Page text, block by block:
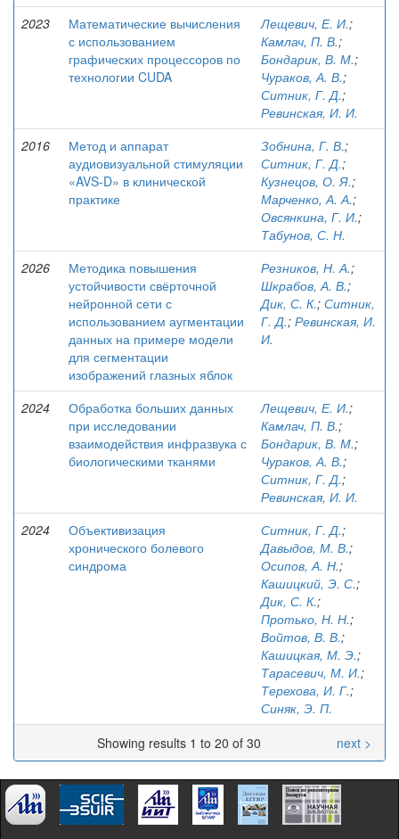
2023
Математические вычисления
с использованием
графических процессоров по
технологии CUDA
Лещевич, Е. И.;
Камлач, П. В.;
Бондарик, В. М.;
Чураков, А. В.;
Ситник, Г. Д.;
Ревинская, И. И.
2016
Метод и аппарат
аудиовизуальной стимуляции
«AVS-D» в клинической
практике
Зобнина, Г. В.;
Ситник, Г. Д.;
Кузнецов, О. Я.;
Марченко, А. А.;
Овсянкина, Г. И.;
Табунов, С. Н.
2026
Методика повышения
устойчивости свёрточной
нейронной сети с
использованием аугментации
данных на примере модели
для сегментации
изображений глазных яблок
Резников, Н. А.;
Шкрабов, А. В.;
Дик, С. К.; Ситник,
Г. Д.; Ревинская, И.
И.
2024
Обработка больших данных
при исследовании
взаимодействия инфразвука с
биологическими тканями
Лещевич, Е. И.;
Камлач, П. В.;
Бондарик, В. М.;
Чураков, А. В.;
Ситник, Г. Д.;
Ревинская, И. И.
2024
Объективизация
хронического болевого
синдрома
Ситник, Г. Д.;
Давыдов, М. В.;
Осипов, А. Н.;
Кашицкий, Э. С.;
Дик, С. К.;
Протько, Н. Н.;
Войтов, В. В.;
Кашицкая, М. Э.;
Тарасевич, М. И.;
Терехова, И. Г.;
Синяк, Э. П.
Showing results 1 to 20 of 30
next >